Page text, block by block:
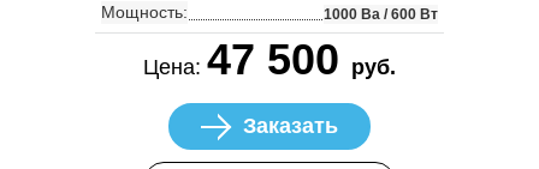
Мощность: 1000 Ва / 600 Вт
Цена: 47 500 руб.
Заказать